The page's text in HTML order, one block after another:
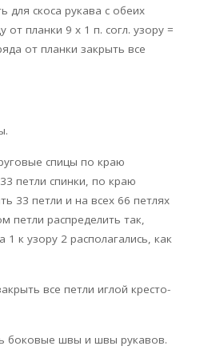
для скоса рукава с обеих
планки 9 х 1 п. согл. узору =
от планки закрыть все
спицы по краю
петли спинки, по краю
33 петли и на всех 66 петлях
петли распределить так,
к узору 2 располагались, как
все петли иглой кресто-
боковые швы и швы рукавов.